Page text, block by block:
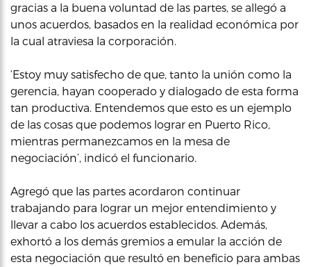
gracias a la buena voluntad de las partes, se allegó a
unos acuerdos, basados en la realidad económica por
la cual atraviesa la corporación.
‘Estoy muy satisfecho de que, tanto la unión como la
gerencia, hayan cooperado y dialogado de esta forma
tan productiva. Entendemos que esto es un ejemplo
de las cosas que podemos lograr en Puerto Rico,
mientras permanezcamos en la mesa de
negociación’, indicó el funcionario.
Agregó que las partes acordaron continuar
trabajando para lograr un mejor entendimiento y
llevar a cabo los acuerdos establecidos. Además,
exhortó a los demás gremios a emular la acción de
esta negociación que resultó en beneficio para ambas